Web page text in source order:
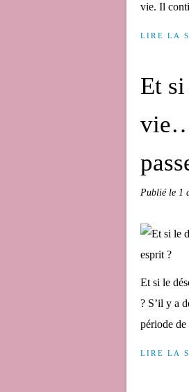
vie. Il
LIRE LA
Et
vie…
Publié le 1
Et si le
? S’il y a
période
LIRE LA